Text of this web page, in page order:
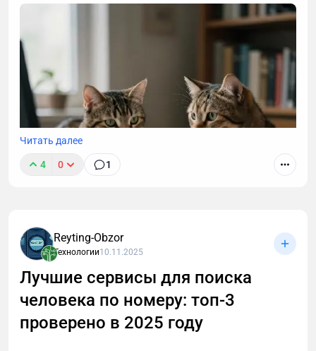
История, которая заставит вас пересмотреть
подход к автоматизации. Компания внедрила
«умного» ИИ-ассистента для обработки входящих
Читать далее
4 0 1
Reyting-Obzor
Технологии10.11.2025
Лучшие сервисы для поиска
человека по номеру: топ-3
проверено в 2025 году